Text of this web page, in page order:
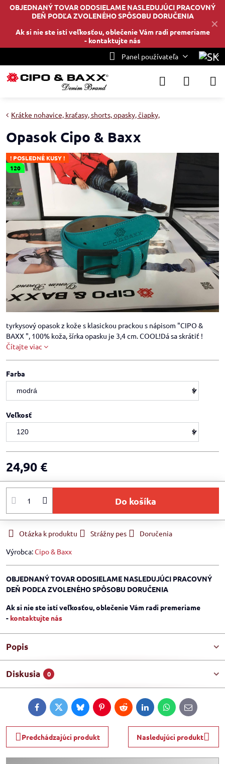
✕
OBJEDNANÝ TOVAR ODOSIELAME NASLEDUJÚCI PRACOVNÝ
DEŇ PODĽA ZVOLENÉHO SPÔSOBU DORUČENIA
Ak si nie ste istí veľkosťou, oblečenie Vám radi premeriame
- kontaktujte nás
Panel používateľa
! POSLEDNÉ KUSY !
120
Krátke nohavice, kraťasy, shorts, opasky, čiapky,
Opasok Cipo & Baxx
tyrkysový opasok z kože s klasickou prackou s nápisom "CIPO &
BAXX ", 100% koža, šírka opasku je 3,4 cm. COOL!Dá sa skrátiť !
Čítajte viac
Farba
Veľkosť
24,90 €
Do košíka
Otázka k produktu Strážny pes
Doručenia
Výrobca:Cipo & Baxx
OBJEDNANÝ TOVAR ODOSIELAME NASLEDUJÚCI PRACOVNÝ
DEŇ PODĽA ZVOLENÉHO SPÔSOBU DORUČENIA
Ak si nie ste istí veľkosťou, oblečenie Vám radi premeriame
- kontaktujte nás
Popis
Diskusia 0
FacebookTwitterBlueskyPinterestRedditLinkedInWhatsApp
E-
mail
Predchádzajúci produkt Nasledujúci produkt